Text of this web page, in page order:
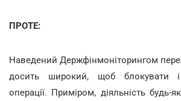
ПРОТЕ:
Наведений Держфінмоніторингом
досить широкий, щоб блокувати
операції. Приміром, діяльність будь-